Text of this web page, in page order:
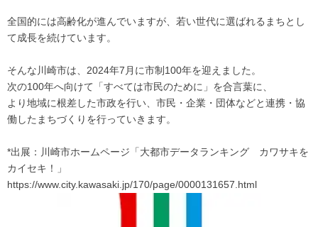
全国的には高齢化が進んでいますが、若い世代に選ばれるまちとし
て成長を続けています。
そんな川崎市は、2024年7月に市制100年を迎えました。
次の100年へ向けて「すべては市民のために」を合言葉に、
より地域に根差した市政を行い、市民・企業・団体などと連携・協
働したまちづくりを行っていきます。
*出展：川崎市ホームページ「大都市データランキング カワサキを
カイセキ！」
https://www.city.kawasaki.jp/170/page/0000131657.html